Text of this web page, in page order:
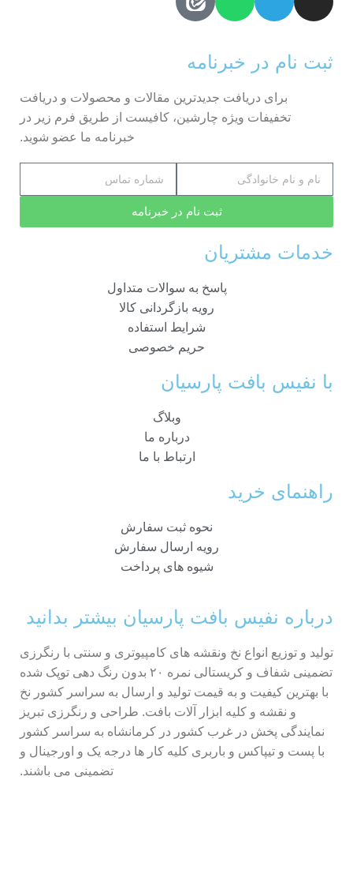
ثبت نام در خبرنامه
برای دریافت جدیدترین مقالات و محصولات و دریافت
تخفیفات ویژه چارشین، کافیست از طریق فرم زیر در
خبرنامه ما عضو شوید.
ثبت نام در خبرنامه
خدمات مشتریان
پاسخ به سوالات متداول
رویه بازگردانی کالا
شرایط استفاده
حریم خصوصی
با نفیس بافت پارسیان
وبلاگ
درباره ما
ارتباط با ما
راهنمای خرید
نحوه ثبت سفارش
رویه ارسال سفارش
شیوه های پرداخت
درباره نفیس بافت پارسیان بیشتر بدانید
تولید و توزیع انواع نخ ونقشه های کامپیوتری و سنتی با رنگرزی
تضمینی شفاف و کریستالی نمره ۲۰ بدون رنگ دهی توپک شده
با بهترین کیفیت و به قیمت تولید و ارسال به سراسر کشور نخ
و نقشه و کلیه ابزار آلات بافت. طراحی و رنگرزی تبریز
نمایندگی پخش در غرب کشور در کرمانشاه به سراسر کشور
با پست و تیپاکس و باربری کلیه کار ها درجه یک و اورجینال و
تضمینی می باشند.